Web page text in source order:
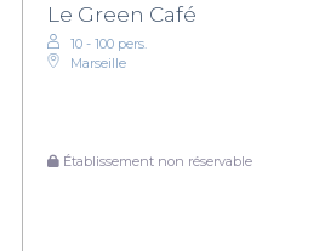
Le Green Café
10 - 100 pers.
Marseille
Établissement non réservable